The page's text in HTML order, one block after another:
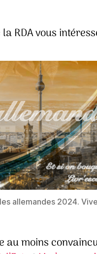
RDA vous
allemandes 2024.
au moins